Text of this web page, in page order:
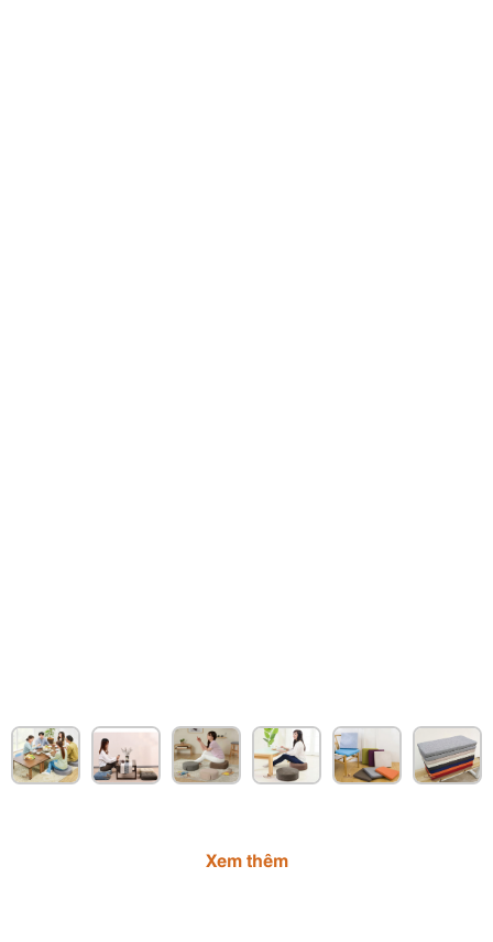
Xem thêm